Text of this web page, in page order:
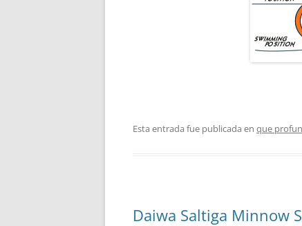
Esta entrada fue publicada en que
Daiwa Saltiga Minnow